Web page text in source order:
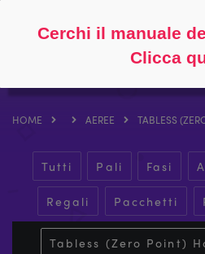
HOME AEREE TABLESS
Tutti Pali Fasi
Regali Pacchetti
Tabless (Zero Point)
Cerchi il manuale
Clicca